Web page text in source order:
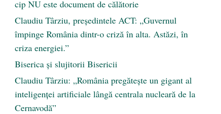
cip NU este document de călătorie
Claudiu Târziu, președintele ACT: „Guvernul
împinge România dintr-o criză în alta. Astăzi, în
criza energiei.”
Biserica și slujitorii Bisericii
Claudiu Târziu: „România pregătește un gigant al
inteligenței artificiale lângă centrala nucleară de la
Cernavodă”